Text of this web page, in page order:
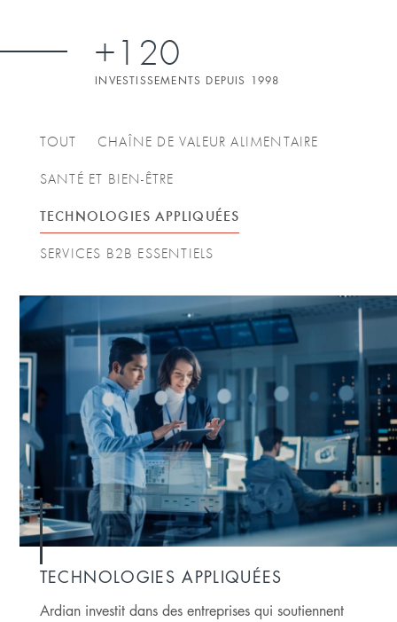
+120
INVESTISSEMENTS DEPUIS 1998
TOUT CHAÎNE DE VALEUR ALIMENTAIRE
SANTÉ ET BIEN-ÊTRE
TECHNOLOGIES APPLIQUÉES
SERVICES B2B ESSENTIELS
TECHNOLOGIES APPLIQUÉES
Ardian investit dans des entreprises qui soutiennent